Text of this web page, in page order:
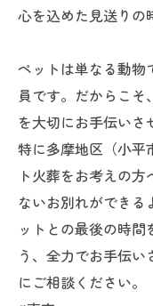
心を込めた見送りの
ペットは単なる動物
員です。だからこ
を大切にお手伝いさ
特に多摩地区（小平
ト火葬をお考えの
ないお別れができ
ットとの最後の時
う、全力でお手伝
にご相談ください。